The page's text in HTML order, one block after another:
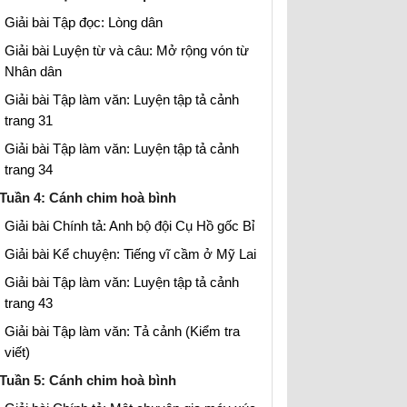
Giải bài Tập đọc: Lòng dân
Giải bài Luyện từ và câu: Mở rộng vón từ
Nhân dân
Giải bài Tập làm văn: Luyện tập tả cảnh
trang 31
Giải bài Tập làm văn: Luyện tập tả cảnh
trang 34
Tuần 4: Cánh chim hoà bình
Giải bài Chính tả: Anh bộ đội Cụ Hồ gốc Bỉ
Giải bài Kể chuyện: Tiếng vĩ cầm ở Mỹ Lai
Giải bài Tập làm văn: Luyện tập tả cảnh
trang 43
Giải bài Tập làm văn: Tả cảnh (Kiểm tra
viết)
Tuần 5: Cánh chim hoà bình